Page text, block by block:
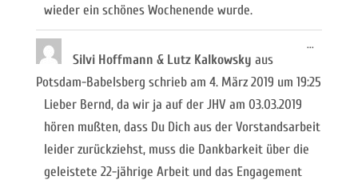
wieder ein schönes Wochenende wurde.
Silvi Hoffmann & Lutz Kalkowsky aus
Potsdam-Babelsberg schrieb am 4. März 2019 um 19:25
Lieber Bernd, da wir ja auf der JHV am 03.03.2019
hören mußten, dass Du Dich aus der Vorstandsarbeit
leider zurückziehst, muss die Dankbarkeit über die
geleistete 22-jährige Arbeit und das Engagement
...